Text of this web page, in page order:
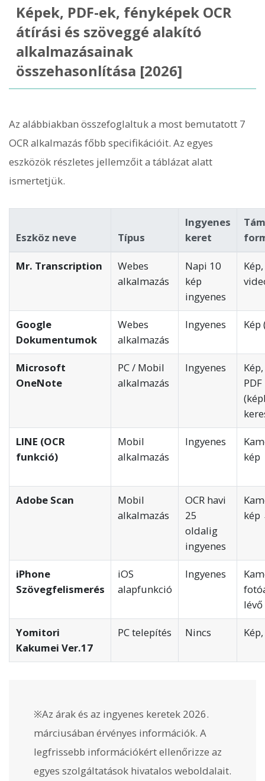
Képek, PDF-ek, fényképek OCR
átírási és szöveggé alakító
alkalmazásainak
összehasonlítása [2026]
Az alábbiakban összefoglaltuk a most bemutatott 7
OCR alkalmazás főbb specifikációit. Az egyes
eszközök részletes jellemzőit a táblázat alatt
ismertetjük.
Eszköz neve Típus
Ingyenes
keret
Mr. Transcription
Webes
alkalmazás
Napi 10
kép
ingyenes
Google
Dokumentumok
Webes
alkalmazás
Ingyenes Kép
Microsoft
OneNote
PC / Mobil
alkalmazás
Ingyenes
PDF
LINE (OCR
funkció)
Mobil
alkalmazás
Ingyenes
kép
Adobe Scan
Mobil
alkalmazás
OCR havi
25
oldalig
ingyenes
kép
iPhone
Szövegfelismerés
iOS
alapfunkció
Ingyenes
Yomitori
Kakumei Ver.17
PC telepítés Nincs
※Az árak és az ingyenes keretek 2026.
márciusában érvényes információk. A
legfrissebb információkért ellenőrizze az
egyes szolgáltatások hivatalos weboldalait.